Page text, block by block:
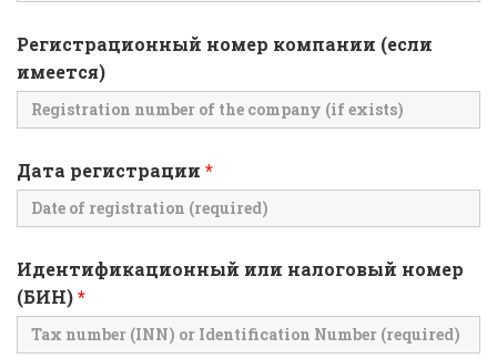
Регистрационный номер компании (если
имеется)
Дата регистрации *
Идентификационный или налоговый номер
(БИН)*